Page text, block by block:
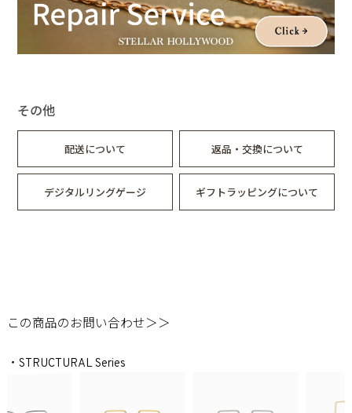
その他
配送について 返品・交換について
デジタルリングゲージ ギフトラッピングについて
この商品のお問い合わせ＞＞
・STRUCTURAL Series